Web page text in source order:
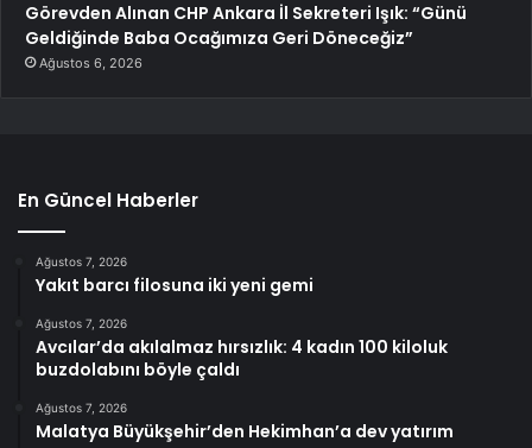
Görevden Alınan CHP Ankara İl Sekreteri Işık: “Günü
Geldiğinde Baba Ocağımıza Geri Döneceğiz”
Ağustos 6, 2026
En Güncel Haberler
Ağustos 7, 2026
Yakıt barcı filosuna iki yeni gemi
Ağustos 7, 2026
Avcılar’da akılalmaz hırsızlık: 4 kadın 100 kiloluk
buzdolabını böyle çaldı
Ağustos 7, 2026
Malatya Büyükşehir’den Hekimhan’a dev yatırım